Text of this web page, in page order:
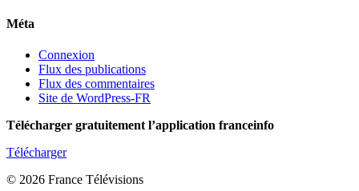
Méta
Connexion
Flux des publications
Flux des commentaires
Site de WordPress-FR
Télécharger gratuitement l’application franceinfo
Télécharger
© 2026 France Télévisions